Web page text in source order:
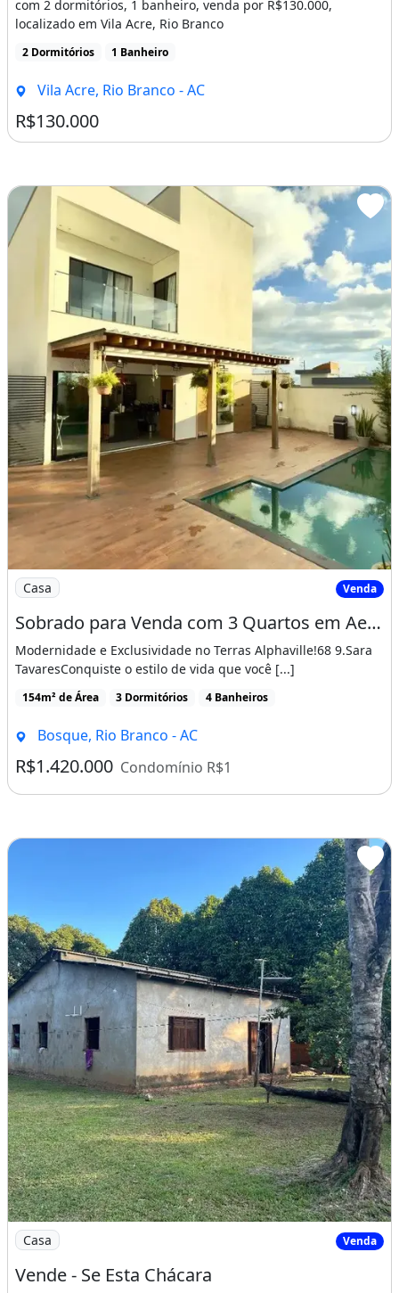
com 2 dormitórios, 1 banheiro, venda por R$130.000,
localizado em Vila Acre, Rio Branco
2 Dormitórios 1 Banheiro
Vila Acre, Rio Branco - AC
R$130.000
Imagem: Sobrado para Venda com 3 Quartos em
Casa Venda
Sobrado para Venda com 3 Quartos em Aeroporto - Rio Branco - Ac
Modernidade e Exclusividade no Terras Alphaville!68 9.Sara
TavaresConquiste o estilo de vida que você [...]
154m² de Área 3 Dormitórios 4 Banheiros
Bosque, Rio Branco - AC
R$1.420.000 Condomínio R$1
Imagem: Vende - Se Esta Chácara
Casa Venda
Vende - Se Esta Chácara